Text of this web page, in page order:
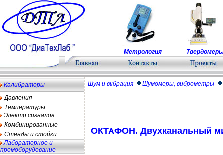
Метрология Твердомеры
Калибраторы
Давления
Температуры
Электр.сигналов
Комбинированные
Стенды и стойки
Лабораторное и
промоборудование
Шум и вибрация Шумомеры, виброметры
ОКТАФОН. Двухканальный